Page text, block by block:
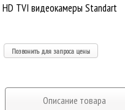
HD TVI видеокамеры Standart
Позвонить для запроса цены
Описание товара